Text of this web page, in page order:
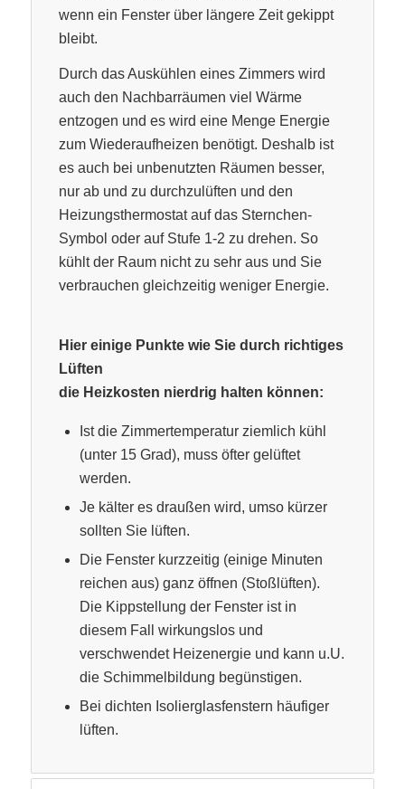
wenn ein Fenster über längere Zeit gekippt
bleibt.
Durch das Auskühlen eines Zimmers wird
auch den Nachbarräumen viel Wärme
entzogen und es wird eine Menge Energie
zum Wiederaufheizen benötigt. Deshalb ist
es auch bei unbenutzten Räumen besser,
nur ab und zu durchzulüften und den
Heizungsthermostat auf das Sternchen-
Symbol oder auf Stufe 1-2 zu drehen. So
kühlt der Raum nicht zu sehr aus und Sie
verbrauchen gleichzeitig weniger Energie.
Hier einige Punkte wie Sie durch richtiges
Lüften
die Heizkosten nierdrig halten können:
Ist die Zimmertemperatur ziemlich kühl
(unter 15 Grad), muss öfter gelüftet
werden.
Je kälter es draußen wird, umso kürzer
sollten Sie lüften.
Die Fenster kurzzeitig (einige Minuten
reichen aus) ganz öffnen (Stoßlüften).
Die Kippstellung der Fenster ist in
diesem Fall wirkungslos und
verschwendet Heizenergie und kann u.U.
die Schimmelbildung begünstigen.
Bei dichten Isolierglasfenstern häufiger
lüften.